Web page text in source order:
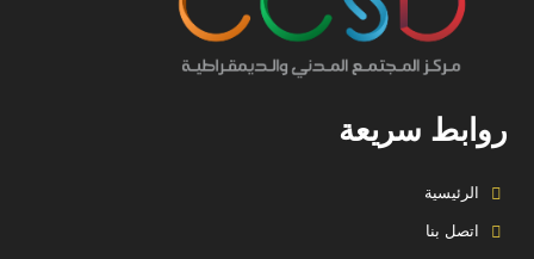
روابط سريعة
الرئيسية
اتصل بنا